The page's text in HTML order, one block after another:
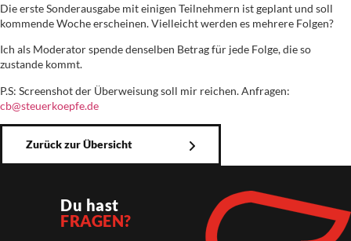
Die erste Sonderausgabe mit einigen Teilnehmern ist geplant und soll
kommende Woche erscheinen. Vielleicht werden es mehrere Folgen?
Ich als Moderator spende denselben Betrag für jede Folge, die so
zustande kommt.
P.S: Screenshot der Überweisung soll mir reichen. Anfragen:
cb@steuerkoepfe.de
Zurück zur Übersicht
Du hast
FRAGEN?